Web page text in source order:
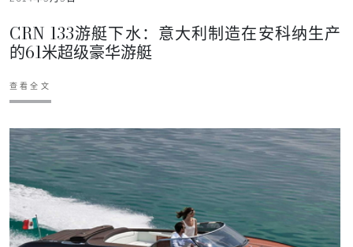
CRN 133游艇下水：意大利制造在安科纳生产
的61米超级豪华游艇
查看全文